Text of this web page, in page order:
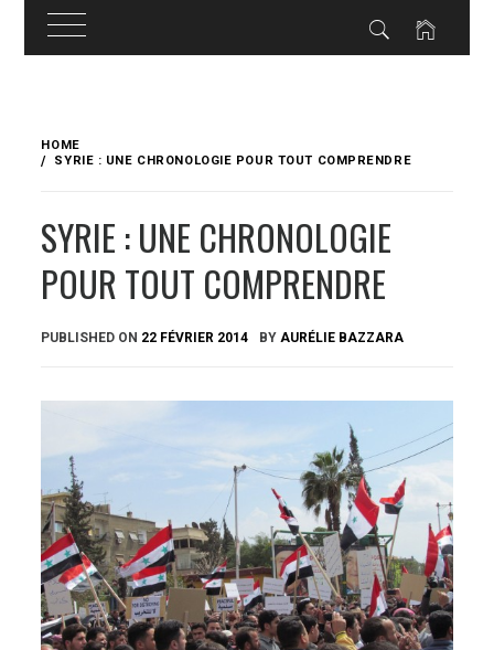
content
HOME
SYRIE : UNE CHRONOLOGIE POUR TOUT COMPRENDRE
SYRIE : UNE CHRONOLOGIE
POUR TOUT COMPRENDRE
PUBLISHED ON 22 FÉVRIER 2014 BY AURÉLIE BAZZARA